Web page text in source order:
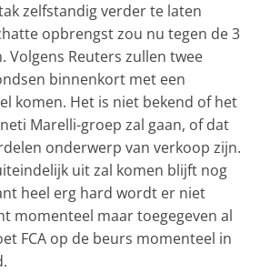
zelfstandig verder te laten
opbrengst zou nu tegen de 3
Volgens Reuters zullen twee
binnenkort met een
komen. Het is niet bekend of het
Marelli-groep zal gaan, of dat
onderwerp van verkoop zijn.
uit zal komen blijft nog
heel erg hard wordt er niet
momenteel maar toegegeven al
FCA op de beurs momenteel in